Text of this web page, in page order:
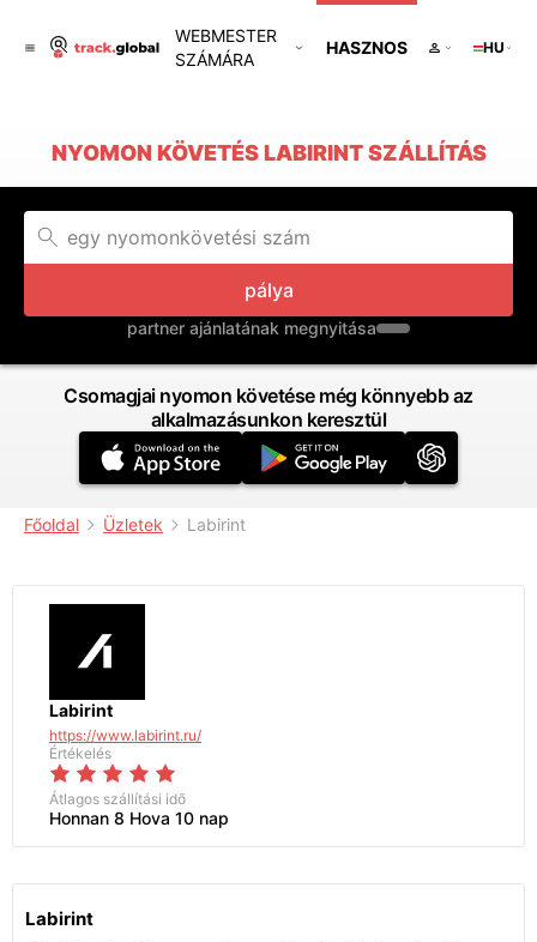
WEBMESTER
SZÁMÁRA
HASZNOS HU
NYOMON KÖVETÉS LABIRINT SZÁLLÍTÁS
pálya
partner ajánlatának megnyitása
Csomagjai nyomon követése még könnyebb az
alkalmazásunkon keresztül
Főoldal Üzletek Labirint
Labirint
https://www.labirint.ru/
Értékelés
Átlagos szállítási idő
Honnan 8 Hova 10 nap
Labirint